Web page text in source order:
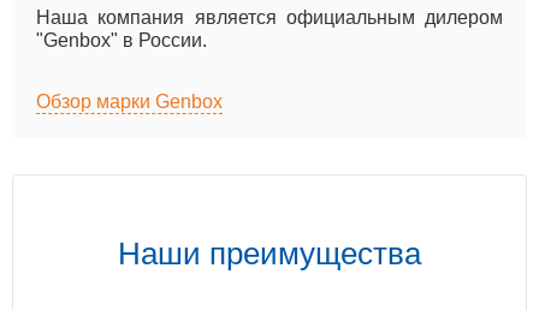
Наша компания является официальным дилером
"Genbox" в России.
Обзор марки Genbox
Наши преимущества